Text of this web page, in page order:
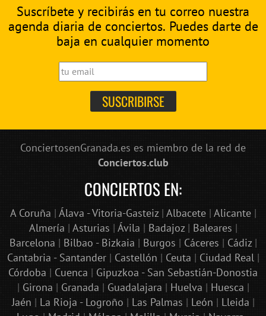
Suscríbete y recibirás en tu correo nuestra
agenda diaria de conciertos. Puedes darte de
baja en cualquier momento
ConciertosenGranada.es es miembro de la red de
Conciertos.club
CONCIERTOS EN:
A Coruña | Álava - Vitoria-Gasteiz| Albacete| Alicante|
Almería | Asturias | Ávila | Badajoz| Baleares |
Barcelona | Bilbao - Bizkaia | Burgos | Cáceres | Cádiz|
Cantabria - Santander| Castellón | Ceuta | Ciudad Real|
Córdoba | Cuenca | Gipuzkoa - San Sebastián-Donostia
| Girona | Granada | Guadalajara | Huelva | Huesca |
Jaén | La Rioja - Logroño | Las Palmas | León | Lleida |